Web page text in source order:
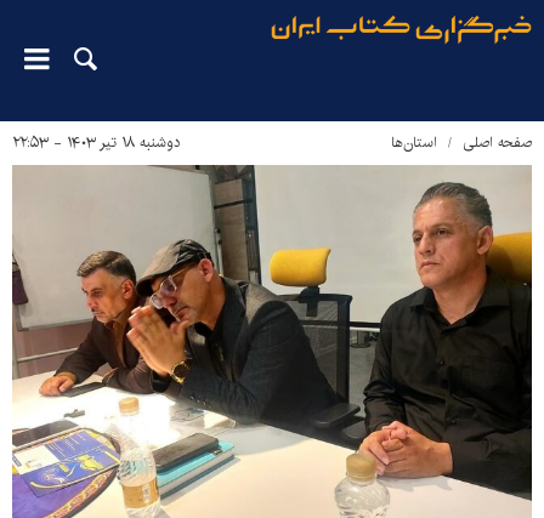
صفحه اصلی استان‌ها دوشنبه ۱۸ تیر ۱۴۰۳ - ۲۲:۵۳